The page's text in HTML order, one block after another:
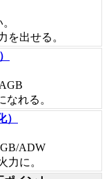
を出せる。
なれる。
ADW
力に。